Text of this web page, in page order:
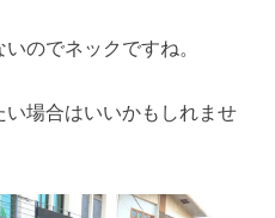
のでネックですね。
場合はいいかもしれませ